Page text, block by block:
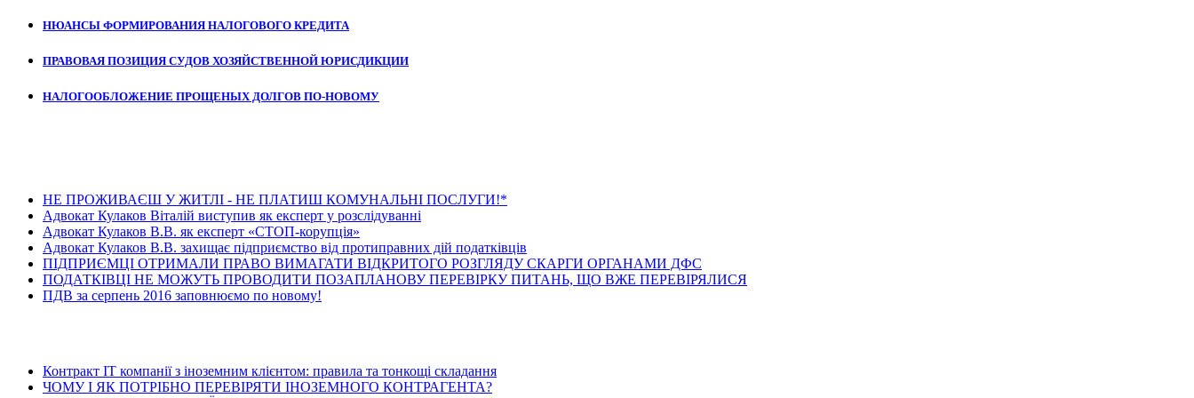
НЮАНСЫ ФОРМИРОВАНИЯ НАЛОГОВОГО КРЕДИТА
ПРАВОВАЯ ПОЗИЦИЯ СУДОВ ХОЗЯЙСТВЕННОЙ ЮРИСДИКЦИИ
НАЛОГООБЛОЖЕНИЕ ПРОЩЕНЫХ ДОЛГОВ ПО-НОВОМУ
НЕ ПРОЖИВАЄШ У ЖИТЛІ - НЕ ПЛАТИШ КОМУНАЛЬНІ ПОСЛУГИ!*
Адвокат Кулаков Віталій виступив як експерт у розслідуванні
Адвокат Кулаков В.В. як експерт «СТОП-корупція»
Адвокат Кулаков В.В. захищає підприємство від протиправних дій податківців
ПІДПРИЄМЦІ ОТРИМАЛИ ПРАВО ВИМАГАТИ ВІДКРИТОГО РОЗГЛЯДУ СКАРГИ ОРГАНАМИ ДФС
ПОДАТКІВЦІ НЕ МОЖУТЬ ПРОВОДИТИ ПОЗАПЛАНОВУ ПЕРЕВІРКУ ПИТАНЬ, ЩО ВЖЕ ПЕРЕВІРЯЛИСЯ
ПДВ за серпень 2016 заповнюємо по новому!
Контракт ІТ компанії з іноземним клієнтом: правила та тонкощі складання
ЧОМУ І ЯК ПОТРІБНО ПЕРЕВІРЯТИ ІНОЗЕМНОГО КОНТРАГЕНТА?